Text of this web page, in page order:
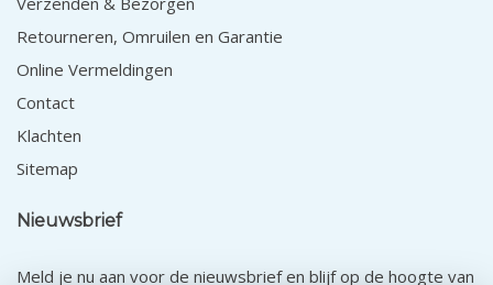
Retourneren, Omruilen en Garantie
Online Vermeldingen
Contact
Klachten
Sitemap
Nieuwsbrief
Meld je nu aan voor de nieuwsbrief en blijf op de hoogte van